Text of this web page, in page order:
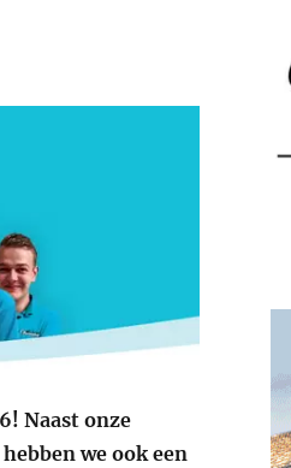
Naast onze
we ook een